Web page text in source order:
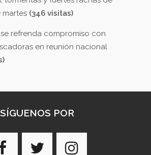
martes (346 visitas)
refrenda compromiso con
en reunión nacional
SÍGUENOS POR